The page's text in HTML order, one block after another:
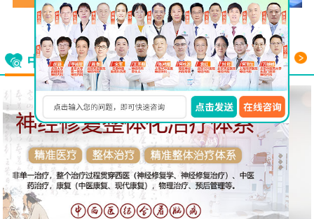
查看更多
中西医结合看脑病 更多